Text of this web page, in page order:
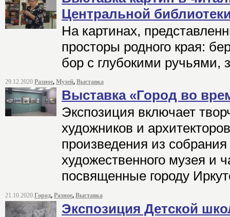
Центральной
На картинах,
просторы родного края:
бор с глубокими ручьями,
29.12.2020 Разное, Музей, Выставка
Выставка «Город во
Экспозиция включает
художников и
произведения из собрания
художественного музея и
посвященные городу
21.10.2020 Город, Разное, Выставка
Экспозиция Детской